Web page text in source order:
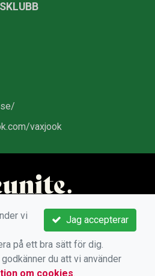
vaxjook
Jag accepterar
vi
på ett bra sätt för dig.
du att vi använder
om cookies